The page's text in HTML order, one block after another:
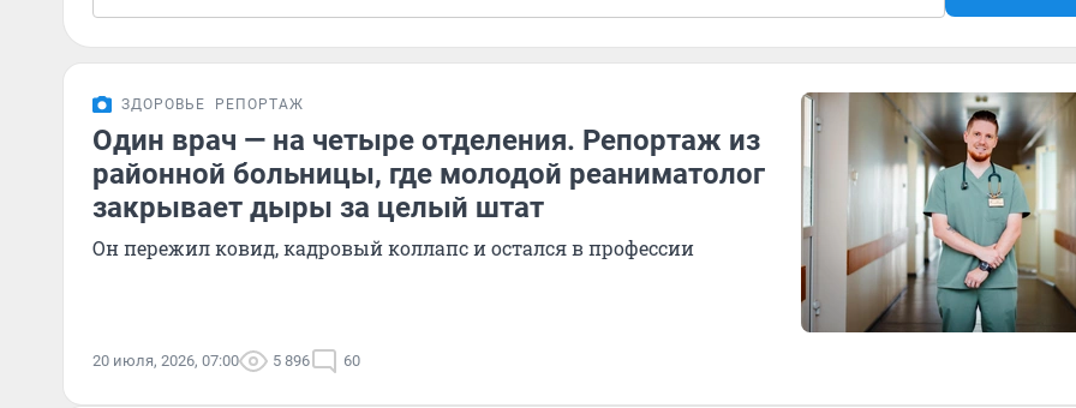
ЗДОРОВЬЕ РЕПОРТАЖ
Один врач — на четыре отделения. Репортаж из
районной больницы, где молодой реаниматолог
закрывает дыры за целый штат
Он пережил ковид, кадровый коллапс и остался в профессии
20 июля, 2026, 07:00 5 896 60